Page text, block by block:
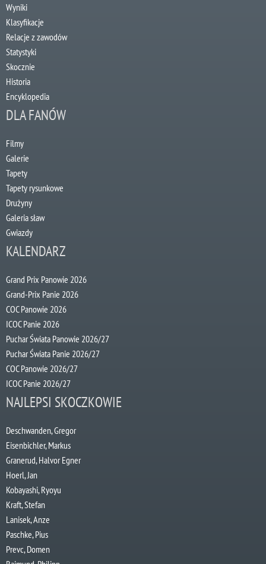
Wyniki
Klasyfikacje
Relacje z zawodów
Statystyki
Skocznie
Historia
Encyklopedia
DLA FANÓW
Filmy
Galerie
Tapety
Tapety rysunkowe
Drużyny
Galeria sław
Gwiazdy
KALENDARZ
Grand Prix Panowie 2026
Grand-Prix Panie 2026
COC Panowie 2026
ICOC Panie 2026
Puchar Świata Panowie 2026/27
Puchar Świata Panie 2026/27
COC Panowie 2026/27
ICOC Panie 2026/27
NAJLEPSI SKOCZKOWIE
Deschwanden, Gregor
Eisenbichler, Markus
Granerud, Halvor Egner
Hoerl, Jan
Kobayashi, Ryoyu
Kraft, Stefan
Lanisek, Anze
Paschke, Pius
Prevc, Domen